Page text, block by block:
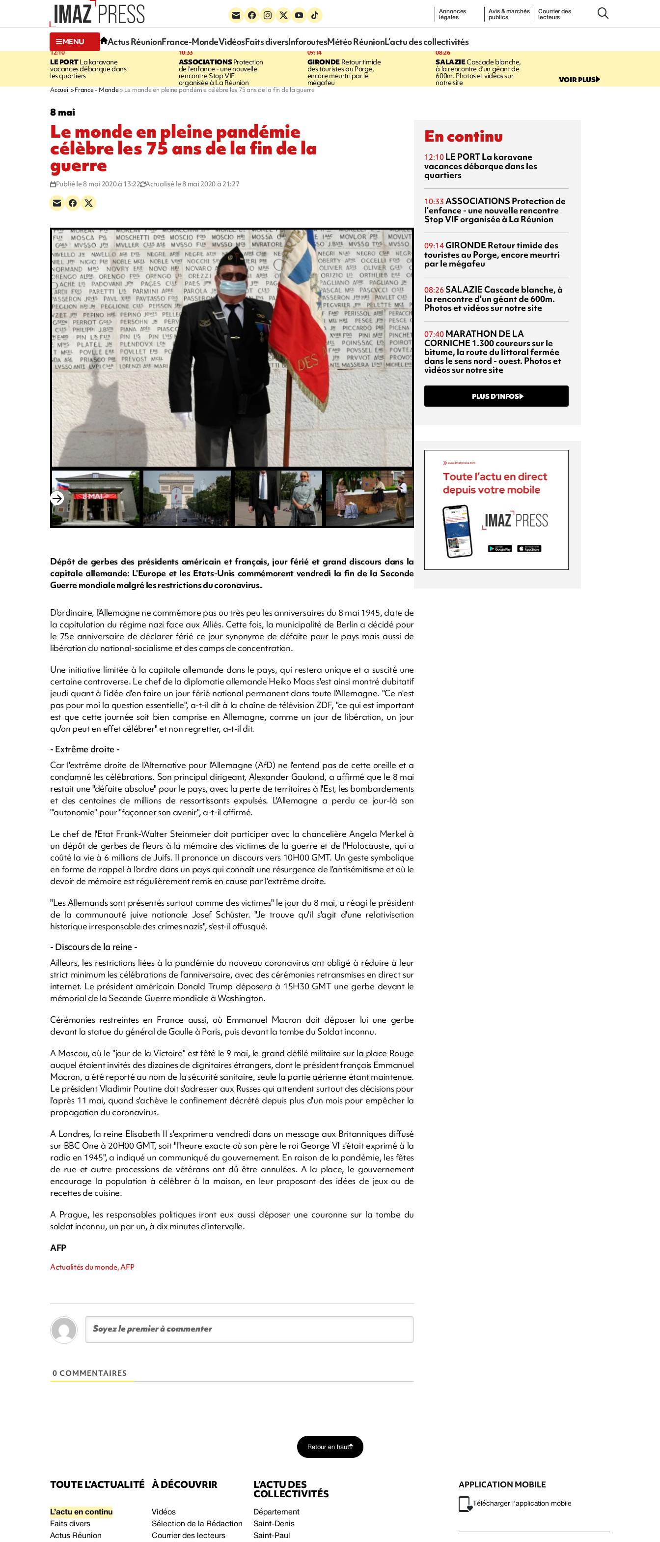
Annonces
légales
Avis & marchés
publics
Courrier des
lecteurs
MENU Actus RéunionFrance-MondeVidéosFaits diversInforoutesMétéo RéunionL’actu des collectivités
12:10
LE PORTLa karavane
vacances débarque dans
les quartiers
10:33
ASSOCIATIONSProtection
de l’enfance - une nouvelle
rencontre Stop VIF
organisée à La Réunion
09:14
GIRONDERetour timide
des touristes au Porge,
encore meurtri par le
mégafeu
08:26
SALAZIECascade blanche,
à la rencontre d'un géant de
600m. Photos et vidéos sur
notre site VOIR PLUS
Accueil France - Monde Le monde en pleine pandémie célèbre les 75 ans de la fin de la guerre
8 mai
Le monde en pleine pandémie
célèbre les 75 ans de la fin de la
guerre
Publié le 8 mai 2020 à 13:22 Actualisé le 8 mai 2020 à 21:27
Dépôt de gerbes des présidents américain et français, jour férié et grand discours dans la
capitale allemande: L'Europe et les Etats-Unis commémorent vendredi la fin de la Seconde
Guerre mondiale malgré les restrictions du coronavirus.
D'ordinaire, l'Allemagne ne commémore pas ou très peu les anniversaires du 8 mai 1945, date de
la capitulation du régime nazi face aux Alliés. Cette fois, la municipalité de Berlin a décidé pour
le 75e anniversaire de déclarer férié ce jour synonyme de défaite pour le pays mais aussi de
libération du national-socialisme et des camps de concentration.
Une initiative limitée à la capitale allemande dans le pays, qui restera unique et a suscité une
certaine controverse. Le chef de la diplomatie allemande Heiko Maas s'est ainsi montré dubitatif
jeudi quant à l'idée d'en faire un jour férié national permanent dans toute l'Allemagne. "Ce n'est
pas pour moi la question essentielle", a-t-il dit à la chaîne de télévision ZDF, "ce qui est important
est que cette journée soit bien comprise en Allemagne, comme un jour de libération, un jour
qu'on peut en effet célébrer" et non regretter, a-t-il dit.
- Extrême droite -
Car l'extrême droite de l'Alternative pour l'Allemagne (AfD) ne l'entend pas de cette oreille et a
condamné les célébrations. Son principal dirigeant, Alexander Gauland, a affirmé que le 8 mai
restait une "défaite absolue" pour le pays, avec la perte de territoires à l'Est, les bombardements
et des centaines de millions de ressortissants expulsés. L'Allemagne a perdu ce jour-là son
"'autonomie" pour "façonner son avenir", a-t-il affirmé.
Le chef de l'Etat Frank-Walter Steinmeier doit participer avec la chancelière Angela Merkel à
un dépôt de gerbes de fleurs à la mémoire des victimes de la guerre et de l'Holocauste, qui a
coûté la vie à 6 millions de Juifs. Il prononce un discours vers 10H00 GMT. Un geste symbolique
en forme de rappel à l'ordre dans un pays qui connaît une résurgence de l'antisémitisme et où le
devoir de mémoire est régulièrement remis en cause par l'extrême droite.
"Les Allemands sont présentés surtout comme des victimes" le jour du 8 mai, a réagi le président
de la communauté juive nationale Josef Schüster. "Je trouve qu'il s'agit d'une relativisation
historique irresponsable des crimes nazis", s'est-il offusqué.
- Discours de la reine -
Ailleurs, les restrictions liées à la pandémie du nouveau coronavirus ont obligé à réduire à leur
strict minimum les célébrations de l'anniversaire, avec des cérémonies retransmises en direct sur
internet. Le président américain Donald Trump déposera à 15H30 GMT une gerbe devant le
mémorial de la Seconde Guerre mondiale à Washington.
Cérémonies restreintes en France aussi, où Emmanuel Macron doit déposer lui une gerbe
devant la statue du général de Gaulle à Paris, puis devant la tombe du Soldat inconnu.
A Moscou, où le "jour de la Victoire" est fêté le 9 mai, le grand défilé militaire sur la place Rouge
auquel étaient invités des dizaines de dignitaires étrangers, dont le président français Emmanuel
Macron, a été reporté au nom de la sécurité sanitaire, seule la partie aérienne étant maintenue.
Le président Vladimir Poutine doit s'adresser aux Russes qui attendent surtout des décisions pour
l'après 11 mai, quand s'achève le confinement décrété depuis plus d'un mois pour empêcher la
propagation du coronavirus.
A Londres, la reine Elisabeth II s'exprimera vendredi dans un message aux Britanniques diffusé
sur BBC One à 20H00 GMT, soit "l'heure exacte où son père le roi George VI s'était exprimé à la
radio en 1945", a indiqué un communiqué du gouvernement. En raison de la pandémie, les fêtes
de rue et autre processions de vétérans ont dû être annulées. A la place, le gouvernement
encourage la population à célébrer à la maison, en leur proposant des idées de jeux ou de
recettes de cuisine.
A Prague, les responsables politiques iront eux aussi déposer une couronne sur la tombe du
soldat inconnu, un par un, à dix minutes d'intervalle.
AFP
Actualités du monde, AFP
0 COMMENTAIRES
En continu
12:10 LE PORTLa karavane
vacances débarque dans les
quartiers
10:33 ASSOCIATIONS Protection de
l’enfance - une nouvelle rencontre
Stop VIF organisée à La Réunion
09:14GIRONDE Retour timide des
touristes au Porge, encore meurtri
par le mégafeu
08:26 SALAZIECascade blanche, à
la rencontre d'un géant de 600m.
Photos et vidéos sur notre site
07:40 MARATHON DE LA
CORNICHE 1.300 coureurs sur le
bitume, la route du littoral fermée
dans le sens nord - ouest. Photos et
vidéos sur notre site
PLUS D’INFOS
Retour en haut
TOUTE L’ACTUALITÉ
L’actu en continu
Faits divers
Actus Réunion
À DÉCOUVRIR
Vidéos
Sélection de la Rédaction
Courrier des lecteurs
L’ACTU DES
COLLECTIVITÉS
Département
Saint-Denis
Saint-Paul
APPLICATION MOBILE
Télécharger l’application mobile